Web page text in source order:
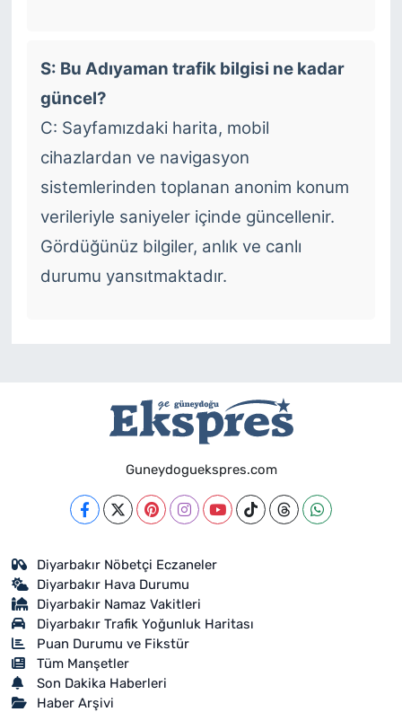
S: Bu Adıyaman trafik bilgisi ne kadar
güncel?
C: Sayfamızdaki harita, mobil
cihazlardan ve navigasyon
sistemlerinden toplanan anonim konum
verileriyle saniyeler içinde güncellenir.
Gördüğünüz bilgiler, anlık ve canlı
durumu yansıtmaktadır.
Guneydoguekspres.com
Diyarbakır Nöbetçi Eczaneler
Diyarbakır Hava Durumu
Diyarbakir Namaz Vakitleri
Diyarbakır Trafik Yoğunluk Haritası
Puan Durumu ve Fikstür
Tüm Manşetler
Son Dakika Haberleri
Haber Arşivi